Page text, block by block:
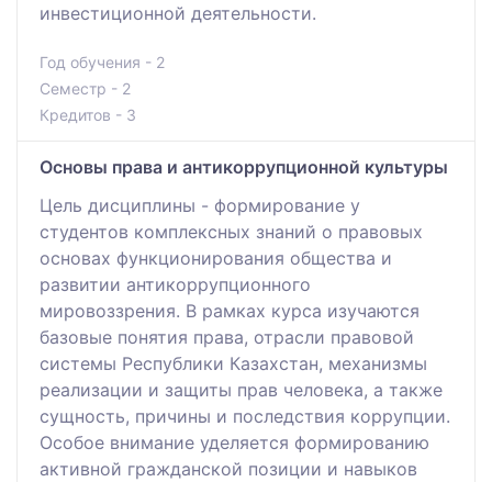
инвестиционной деятельности.
Год обучения - 2
Семестр - 2
Кредитов - 3
Основы права и антикоррупционной культуры
Цель дисциплины - формирование у
студентов комплексных знаний о правовых
основах функционирования общества и
развитии антикоррупционного
мировоззрения. В рамках курса изучаются
базовые понятия права, отрасли правовой
системы Республики Казахстан, механизмы
реализации и защиты прав человека, а также
сущность, причины и последствия коррупции.
Особое внимание уделяется формированию
активной гражданской позиции и навыков